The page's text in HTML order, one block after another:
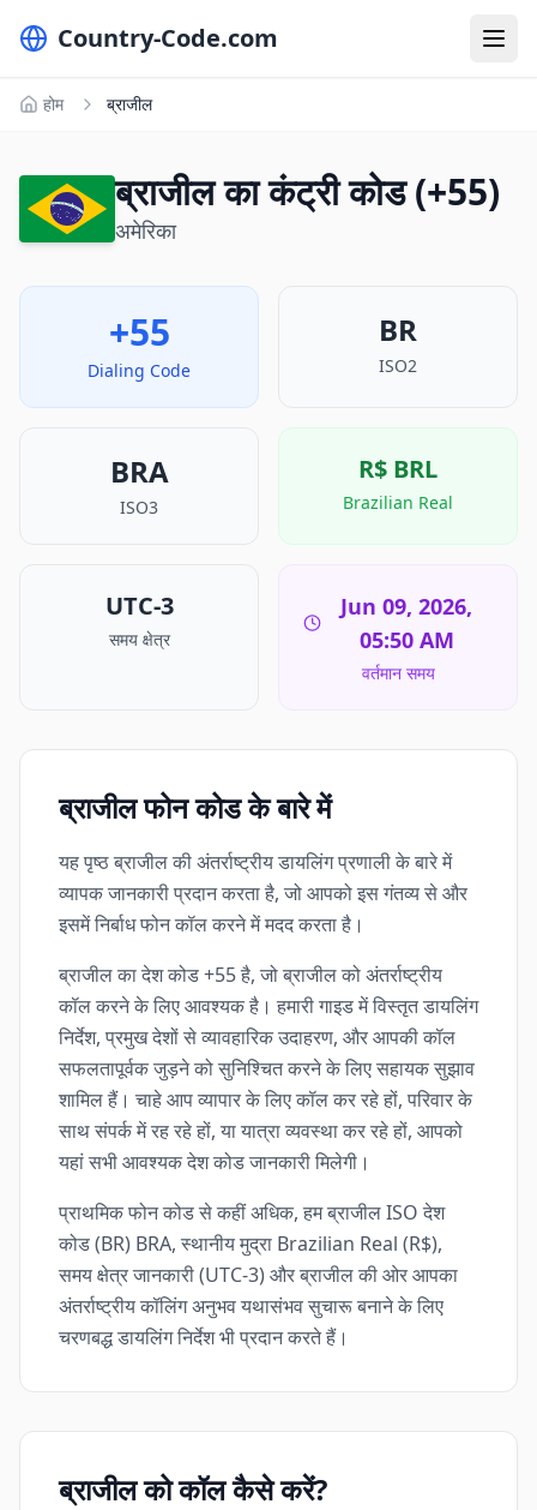
Country-Code.com
होम ब्राजील
ब्राजील का कंट्री कोड (+55)
अमेरिका
+55
Dialing Code
BR
ISO2
BRA
ISO3
R$ BRL
Brazilian Real
UTC-3
समय क्षेत्र
Jun 09, 2026,
05:50 AM
वर्तमान समय
ब्राजील फोन कोड के बारे में
यह पृष्ठ ब्राजील की अंतर्राष्ट्रीय डायलिंग प्रणाली के बारे में
व्यापक जानकारी प्रदान करता है, जो आपको इस गंतव्य से और
इसमें निर्बाध फोन कॉल करने में मदद करता है।
ब्राजील का देश कोड +55 है, जो ब्राजील को अंतर्राष्ट्रीय
कॉल करने के लिए आवश्यक है। हमारी गाइड में विस्तृत डायलिंग
निर्देश, प्रमुख देशों से व्यावहारिक उदाहरण, और आपकी कॉल
सफलतापूर्वक जुड़ने को सुनिश्चित करने के लिए सहायक सुझाव
शामिल हैं। चाहे आप व्यापार के लिए कॉल कर रहे हों, परिवार के
साथ संपर्क में रह रहे हों, या यात्रा व्यवस्था कर रहे हों, आपको
यहां सभी आवश्यक देश कोड जानकारी मिलेगी।
प्राथमिक फोन कोड से कहीं अधिक, हम ब्राजील ISO देश
कोड (BR) BRA, स्थानीय मुद्रा Brazilian Real (R$),
समय क्षेत्र जानकारी (UTC-3) और ब्राजील की ओर आपका
अंतर्राष्ट्रीय कॉलिंग अनुभव यथासंभव सुचारू बनाने के लिए
चरणबद्ध डायलिंग निर्देश भी प्रदान करते हैं।
ब्राजील को कॉल कैसे करें?